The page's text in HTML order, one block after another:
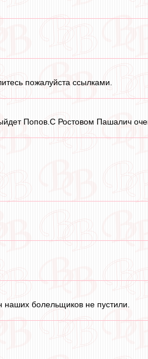
пожалуйста ссылками.
Попов.С Ростовом Пашалич
болельщиков не пустили.